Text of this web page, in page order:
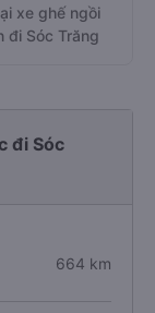
xe ghế ngồi
đi Sóc Trăng
đi Sóc
664 km